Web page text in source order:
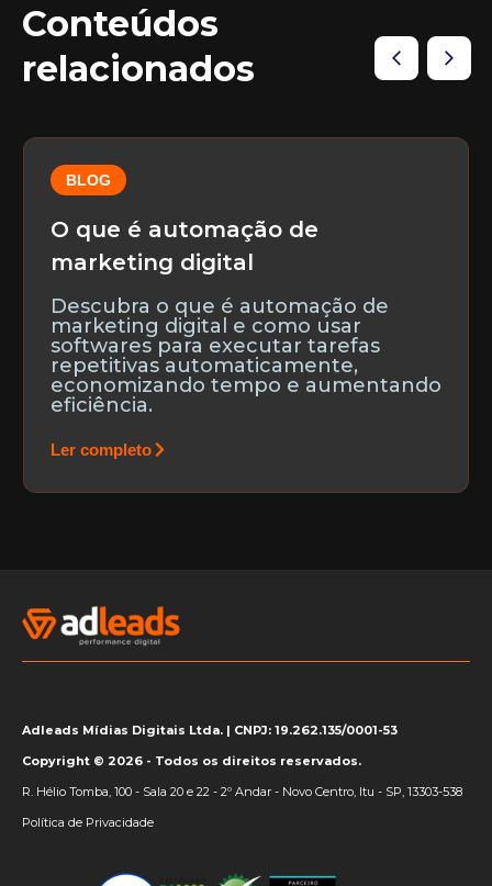
Conteúdos
relacionados
BLOG
O que é automação de
marketing digital
Descubra o que é automação de
marketing digital e como usar
softwares para executar tarefas
repetitivas automaticamente,
economizando tempo e aumentando
eficiência.
Ler completo
Adleads Mídias Digitais Ltda. | CNPJ: 19.262.135/0001-53
Copyright © 2026 - Todos os direitos reservados.
R. Hélio Tomba, 100 - Sala 20 e 22 - 2º Andar - Novo Centro, Itu - SP, 13303-538
Política de Privacidade